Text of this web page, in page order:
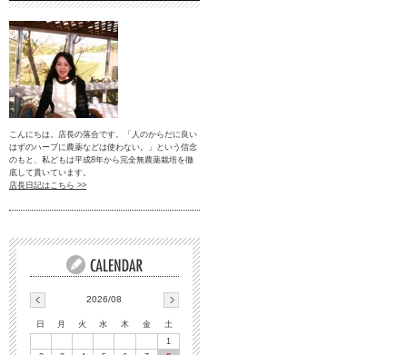
こんにちは。店長の落合です。「人のからだに良い
はずのハーブに農薬などは使わない。」という信念
のもと、私どもは平成8年から完全無農薬栽培を徹
底して貫いています。
店長日記はこちら >>
2026/08
日 月 火 水 木 金
土
1